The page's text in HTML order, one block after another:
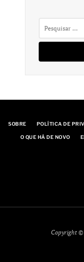
SOBRE POLÍTICA DE
O QUE HÁ DE NOVO
Copyright ©